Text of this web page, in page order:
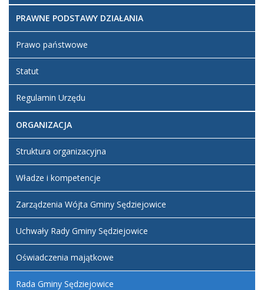
Pełna treść
projektu
uchwały
PRAWNE PODSTAWY DZIAŁANIA
Prawo państwowe
Statut
Regulamin Urzędu
ORGANIZACJA
Struktura organizacyjna
Władze i kompetencje
Zarządzenia Wójta Gminy Sędziejowice
Uchwały Rady Gminy Sędziejowice
Oświadczenia majątkowe
Rada Gminy Sędziejowice